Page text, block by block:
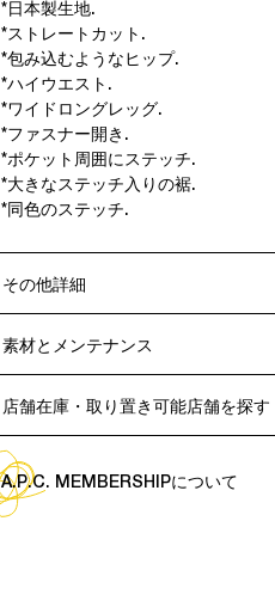
*日本製生地.
*ストレートカット.
*包み込むようなヒップ.
*ハイウエスト.
*ワイドロングレッグ.
*ファスナー開き.
*ポケット周囲にステッチ.
*大きなステッチ入りの裾.
*同色のステッチ.
その他詳細
素材とメンテナンス
店舗在庫・取り置き可能店舗を探す
A.P.C. MEMBERSHIPについて